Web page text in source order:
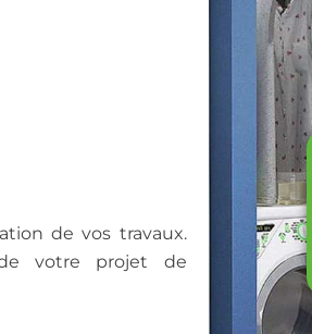
de vos travaux.
votre projet de